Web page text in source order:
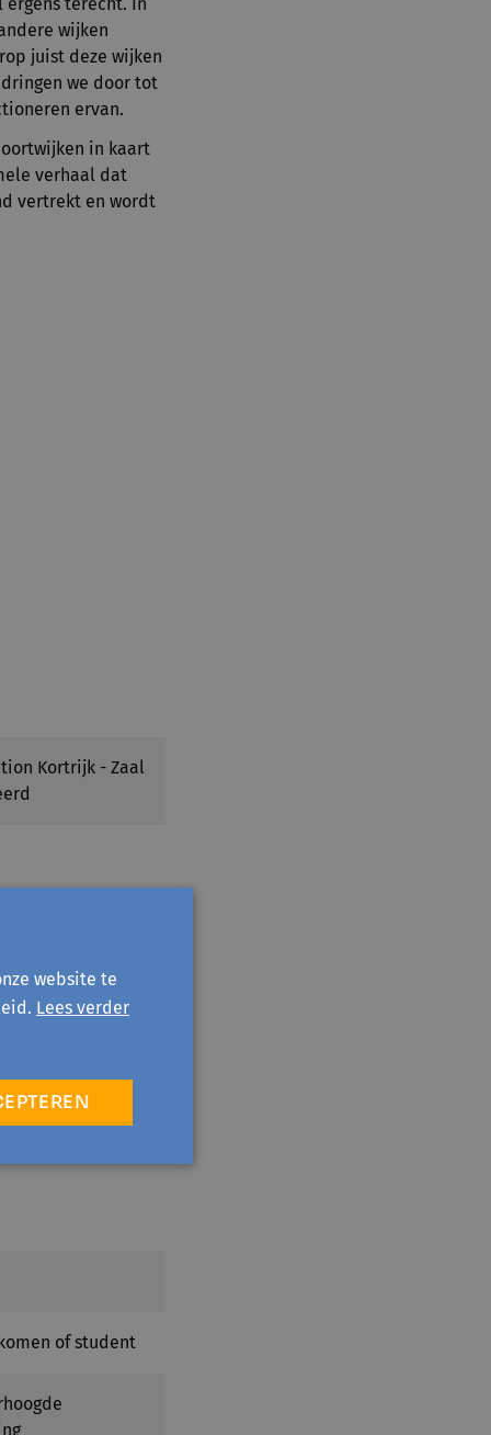
wijken
juist deze wijken
we door tot
ervan.
in kaart
verhaal dat
vertrekt en wordt
Kortrijk - Zaal
of student
website te
Lees verder